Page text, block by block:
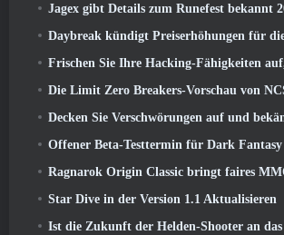
Jagex gibt Details zum Runefest bekannt 2026, Ein Teil der Feierlichkeiten zum 25-jährigen
Daybreak kündigt Preiserhöhungen für die VIP-Mitgliedschaft von
Frischen Sie Ihre Hacking-Fähigkeiten auf, Es ist Zeit, die Nachtstadt in
Die Limit Zero Breakers-Vorschau von NCSoft gibt eine Vorstellung davon, was Sie vom
Decken Sie Verschwörungen auf und bekämpfen Sie Riesenkatzen in Ihrer Freizeit im
Offener Beta-Testtermin für Dark Fantasy Extraction Game bekannt
Ragnarok Origin Classic bringt faires MMORPG-Gameplay zurück und
Star Dive in der Version 1.1 Aktualisieren
Ist die Zukunft der Helden-Shooter an das F2P-Live-